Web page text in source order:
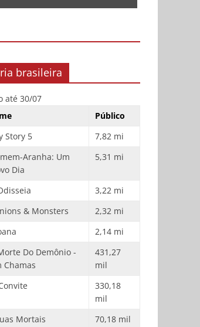
brasileira
até 30/07
Público
Story 5
7,82 mi
Aranha: Um
Dia
5,31 mi
3,22 mi
& Monsters
2,32 mi
2,14 mi
Do Demônio -
Chamas
431,27
mil
330,18
mil
Mortais
70,18 mil